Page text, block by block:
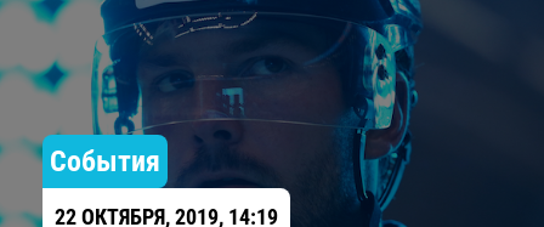
События
22 ОКТЯБРЯ, 2019, 14:19